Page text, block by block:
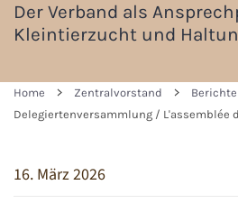
Der Verband als
Kleintierzucht und
Home Zentralvorstand
Berichte
Delegiertenversammlung / L'assemblée
16. März 2026